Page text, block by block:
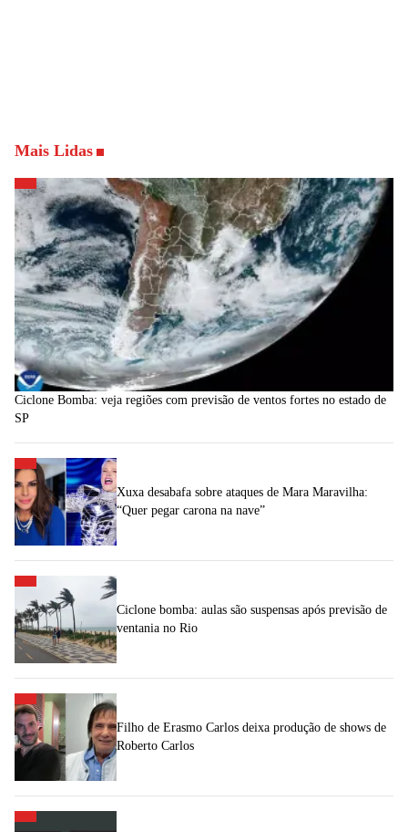
Mais Lidas
Ciclone Bomba: veja regiões com previsão de ventos fortes no estado de
SP
Xuxa desabafa sobre ataques de Mara Maravilha:
“Quer pegar carona na nave”
Ciclone bomba: aulas são suspensas após previsão de
ventania no Rio
Filho de Erasmo Carlos deixa produção de shows de
Roberto Carlos